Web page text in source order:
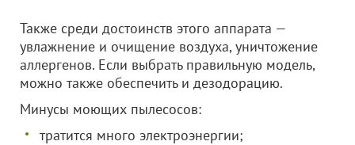
Также среди достоинств этого аппарата —
увлажнение и очищение воздуха, уничтожение
аллергенов. Если выбрать правильную модель,
можно также обеспечить и дезодорацию.
Минусы моющих пылесосов:
тратится много электроэнергии;